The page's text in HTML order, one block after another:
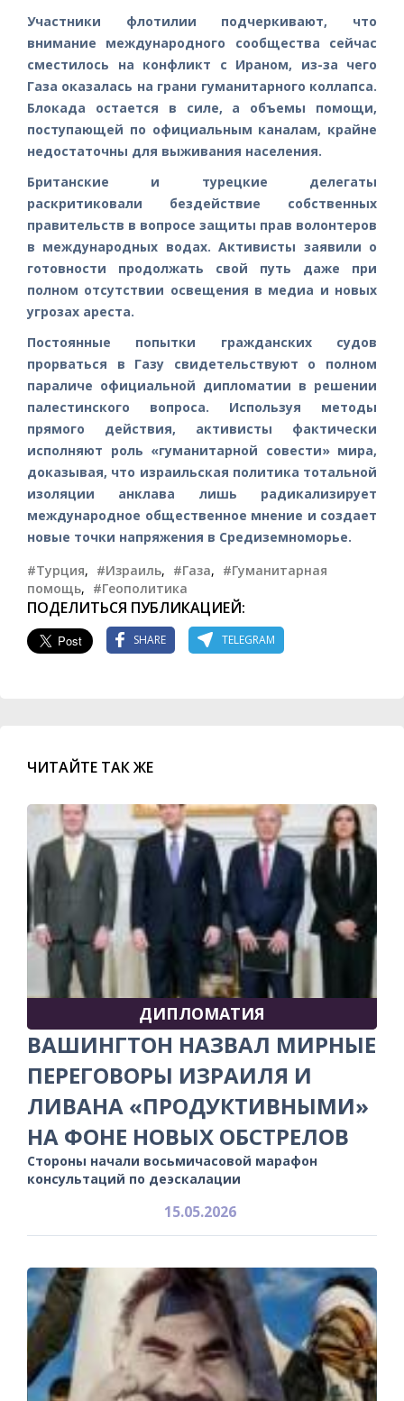
Участники флотилии подчеркивают, что
внимание международного сообщества сейчас
сместилось на конфликт с Ираном, из-за чего
Газа оказалась на грани гуманитарного коллапса.
Блокада остается в силе, а объемы помощи,
поступающей по официальным каналам, крайне
недостаточны для выживания населения.
Британские и турецкие делегаты
раскритиковали бездействие собственных
правительств в вопросе защиты прав волонтеров
в международных водах. Активисты заявили о
готовности продолжать свой путь даже при
полном отсутствии освещения в медиа и новых
угрозах ареста.
Постоянные попытки гражданских судов
прорваться в Газу свидетельствуют о полном
параличе официальной дипломатии в решении
палестинского вопроса. Используя методы
прямого действия, активисты фактически
исполняют роль «гуманитарной совести» мира,
доказывая, что израильская политика тотальной
изоляции анклава лишь радикализирует
международное общественное мнение и создает
новые точки напряжения в Средиземноморье.
#Турция, #Израиль, #Газа, #Гуманитарная
помощь, #Геополитика
ПОДЕЛИТЬСЯ ПУБЛИКАЦИЕЙ:
SHARE TELEGRAM
ЧИТАЙТЕ ТАК ЖЕ
ДИПЛОМАТИЯ
ВАШИНГТОН НАЗВАЛ МИРНЫЕ
ПЕРЕГОВОРЫ ИЗРАИЛЯ И
ЛИВАНА «ПРОДУКТИВНЫМИ»
НА ФОНЕ НОВЫХ ОБСТРЕЛОВ
Стороны начали восьмичасовой марафон
консультаций по деэскалации
15.05.2026